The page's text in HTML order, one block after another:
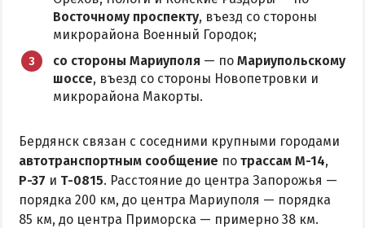
ПРОЕЗД
Маршрутки
РЕКОМЕНДАЦИИ ПО ВЫБОРУ ЖИЛЬЯ
Отдых с детьми
Отдых в мае и на майские
Отдых в сентябре
Отдых зимой и в межсезонье
Восточному проспекту, въезд со стороны
микрорайона Военный Городок;
со стороны Мариуполя — по Мариупольскому
шоссе, въезд со стороны Новопетровки и
микрорайона Макорты.
Бердянск связан с соседними крупными городами
автотранспортным сообщение по трассам М-14,
Р-37 и Т-0815. Расстояние до центра Запорожья —
порядка 200 км, до центра Мариуполя — порядка
85 км, до центра Приморска — примерно 38 км.